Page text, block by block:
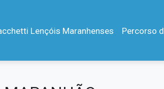
Lençóis Maranhenses Percorso